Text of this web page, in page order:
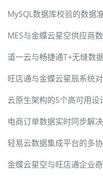
MySQL数据库校验的数据
MES与金蝶云星空供应商
道一云与畅捷通T+无缝数
旺店通与金蝶云星辰系统
云原生架构的5个高可用设
电商订单数据实时同步解
轻易云数据集成平台的多
金蝶云星空与旺店通企业